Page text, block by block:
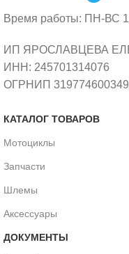
Время работы: ПН-ВС
ИП ЯРОСЛАВЦЕВА
ИНН: 245701314076
ОГРНИП
КАТАЛОГ ТОВАРОВ
Мотоциклы
Запчасти
Шлемы
Аксессуары
ДОКУМЕНТЫ